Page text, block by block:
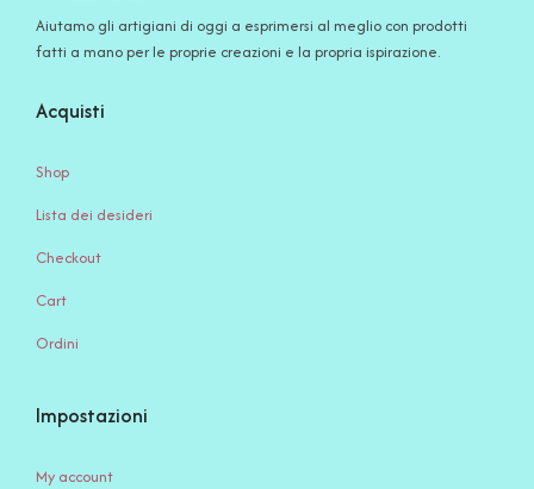
Aiutamo gli artigiani di oggi a esprimersi al meglio con prodotti
fatti a mano per le proprie creazioni e la propria ispirazione.
Acquisti
Shop
Lista dei desideri
Checkout
Cart
Ordini
Impostazioni
My account